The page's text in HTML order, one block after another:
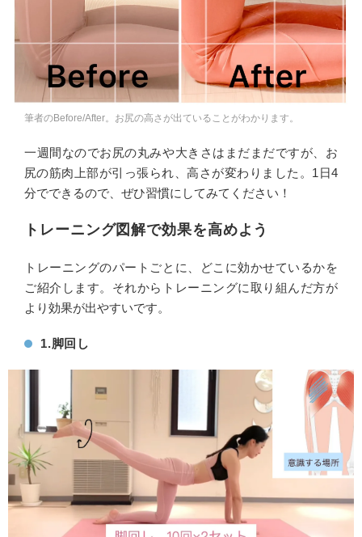
筆者のBefore/After。お尻の高さが出ていることがわかります。
一週間なのでお尻の丸みや大きさはまだまだですが、お
尻の筋肉上部が引っ張られ、高さが変わりました。1日4
分でできるので、ぜひ習慣にしてみてください！
トレーニング図解で効果を高めよう
トレーニングのパートごとに、どこに効かせているかを
ご紹介します。それからトレーニングに取り組んだ方が
より効果が出やすいです。
1.脚回し